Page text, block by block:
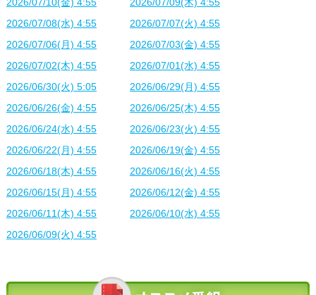
2026/07/08(水) 4:55
2026/07/07(火) 4:55
2026/07/06(月) 4:55
2026/07/03(金) 4:55
2026/07/02(木) 4:55
2026/07/01(水) 4:55
2026/06/30(火) 5:05
2026/06/29(月) 4:55
2026/06/26(金) 4:55
2026/06/25(木) 4:55
2026/06/24(水) 4:55
2026/06/23(火) 4:55
2026/06/22(月) 4:55
2026/06/19(金) 4:55
2026/06/18(木) 4:55
2026/06/16(火) 4:55
2026/06/15(月) 4:55
2026/06/12(金) 4:55
2026/06/11(木) 4:55
2026/06/10(水) 4:55
2026/06/09(火) 4:55